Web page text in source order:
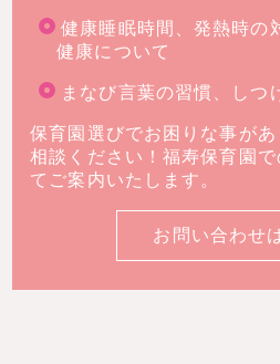
健康睡眠時間、発熱時の
健康について
まなび言葉の習慣、しつ
保育園選びでお困りな事が
相談ください！福寿保育園
てご案内いたします。
お問い合わせ